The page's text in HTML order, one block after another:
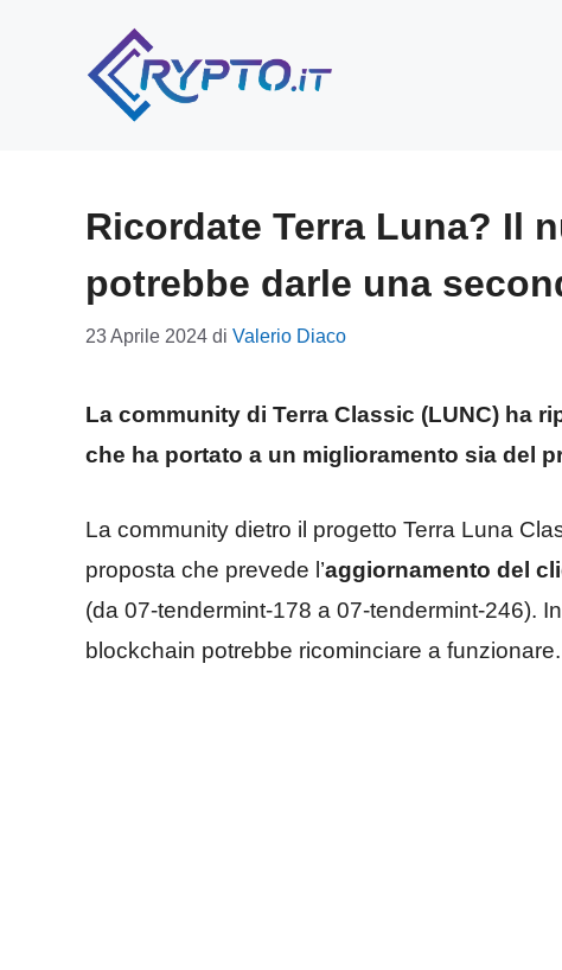
Ricordate Terra Luna? Il
potrebbe darle una
23 Aprile 2024 di Valerio Diaco
La community di Terra Classic (LUNC) ha
che ha portato a un miglioramento sia del
La community dietro il progetto Terra Luna
proposta che prevede l’aggiornamento del
(da 07-tendermint-178 a 07-tendermint-246).
blockchain potrebbe ricominciare a funzionare.